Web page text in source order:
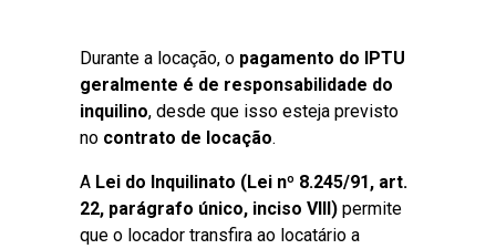
Durante a locação, o pagamento do IPTU
geralmente é de responsabilidade do
inquilino, desde que isso esteja previsto
no contrato de locação.
A Lei do Inquilinato (Lei nº 8.245/91, art.
22, parágrafo único, inciso VIII) permite
que o locador transfira ao locatário a